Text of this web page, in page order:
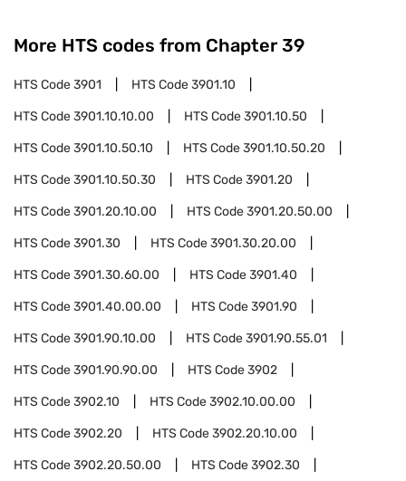
More HTS codes from Chapter 39
HTS Code3901 HTS Code3901.10
HTS Code3901.10.10.00 HTS Code3901.10.50
HTS Code3901.10.50.10 HTS Code3901.10.50.20
HTS Code3901.10.50.30 HTS Code3901.20
HTS Code3901.20.10.00 HTS Code3901.20.50.00
HTS Code3901.30 HTS Code3901.30.20.00
HTS Code3901.30.60.00 HTS Code3901.40
HTS Code3901.40.00.00 HTS Code3901.90
HTS Code3901.90.10.00 HTS Code3901.90.55.01
HTS Code3901.90.90.00 HTS Code3902
HTS Code3902.10 HTS Code3902.10.00.00
HTS Code3902.20 HTS Code3902.20.10.00
HTS Code3902.20.50.00 HTS Code3902.30